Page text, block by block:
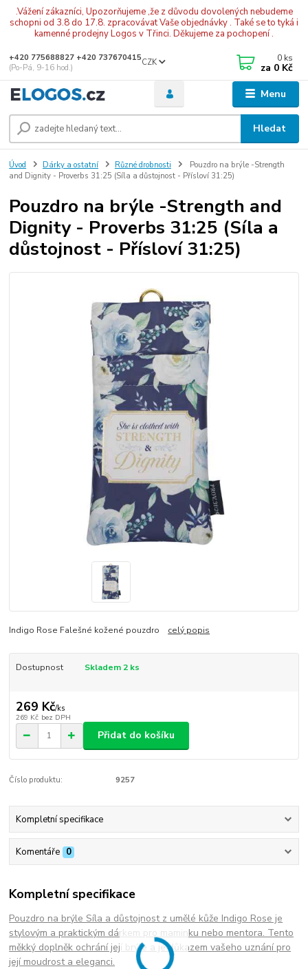
.Vážení zákazníci, Upozorňujeme ,že z důvodu dovolených nebudeme
schopni od 3.8 do 17.8. zpracovávat Vaše objednávky . Také se to tyká i
kamenné prodejny Logos v Třinci. Děkujeme za pochopení .
Menu
CZK
Hledat
+420 775688827 +420 737670415
(Po-Pá, 9-16 hod.)
0 ks
za 0 Kč
Úvod Dárky a ostatní Různé drobnosti
Pouzdro na brýle -Strength
and Dignity - Proverbs 31:25 (Síla a důstojnost - Přísloví 31:25)
Pouzdro na brýle -Strength and
Dignity - Proverbs 31:25 (Síla a
důstojnost - Přísloví 31:25)
Indigo Rose Falešné kožené pouzdro celý popis
Dostupnost Skladem 2 ks
269 Kč/ks
269 Kč bez DPH
Přidat do košíku
Číslo produktu: 9257
Kompletní specifikace
Komentáře 0
Kompletní specifikace
Pouzdro na brýle Síla a důstojnost z umělé kůže Indigo Rose je
stylovým a praktickým dárkem pro maminku nebo mentora. Tento
měkký doplněk ochrání její brýle a je důkazem vašeho uznání pro
její moudrost a eleganci.